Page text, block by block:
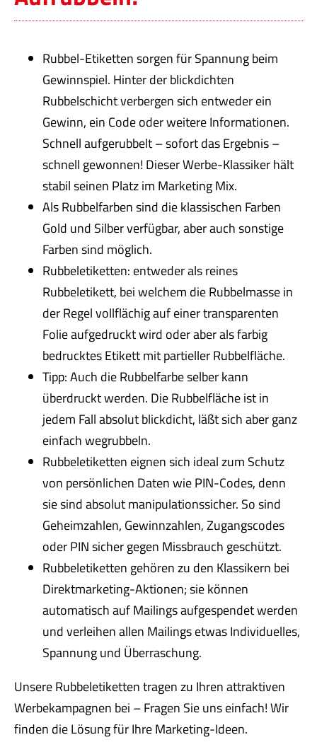
Rubbel-Etiketten sorgen für Spannung beim
Gewinnspiel. Hinter der blickdichten
Rubbelschicht verbergen sich entweder ein
Gewinn, ein Code oder weitere Informationen.
Schnell aufgerubbelt – sofort das Ergebnis –
schnell gewonnen! Dieser Werbe-Klassiker hält
stabil seinen Platz im Marketing Mix.
Als Rubbelfarben sind die klassischen Farben
Gold und Silber verfügbar, aber auch sonstige
Farben sind möglich.
Rubbeletiketten: entweder als reines
Rubbeletikett, bei welchem die Rubbelmasse in
der Regel vollflächig auf einer transparenten
Folie aufgedruckt wird oder aber als farbig
bedrucktes Etikett mit partieller Rubbelfläche.
Tipp: Auch die Rubbelfarbe selber kann
überdruckt werden. Die Rubbelfläche ist in
jedem Fall absolut blickdicht, läßt sich aber ganz
einfach wegrubbeln.
Rubbeletiketten eignen sich ideal zum Schutz
von persönlichen Daten wie PIN-Codes, denn
sie sind absolut manipulationssicher. So sind
Geheimzahlen, Gewinnzahlen, Zugangscodes
oder PIN sicher gegen Missbrauch geschützt.
Rubbeletiketten gehören zu den Klassikern bei
Direktmarketing-Aktionen; sie können
automatisch auf Mailings aufgespendet werden
und verleihen allen Mailings etwas Individuelles,
Spannung und Überraschung.
Unsere Rubbeletiketten tragen zu Ihren attraktiven
Werbekampagnen bei – Fragen Sie uns einfach! Wir
finden die Lösung für Ihre Marketing-Ideen.